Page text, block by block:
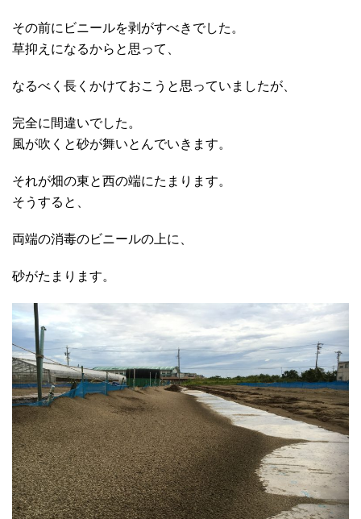
その前にビニールを剥がすべきでした。
草抑えになるからと思って、
なるべく長くかけておこうと思っていましたが、
完全に間違いでした。
風が吹くと砂が舞いとんでいきます。
それが畑の東と西の端にたまります。
そうすると、
両端の消毒のビニールの上に、
砂がたまります。